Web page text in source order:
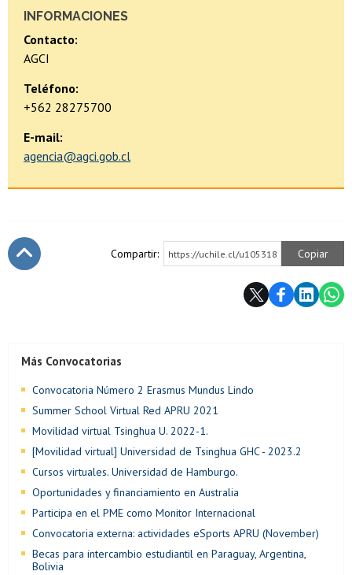
INFORMACIONES
Contacto:
AGCI
Teléfono:
+562 28275700
E-mail:
agencia@agci.gob.cl
Compartir: https://uchile.cl/u105318 Copiar
Más Convocatorias
Convocatoria Número 2 Erasmus Mundus Lindo
Summer School Virtual Red APRU 2021
Movilidad virtual Tsinghua U. 2022-1.
[Movilidad virtual] Universidad de Tsinghua GHC - 2023.2
Cursos virtuales. Universidad de Hamburgo.
Oportunidades y financiamiento en Australia
Participa en el PME como Monitor Internacional
Convocatoria externa: actividades eSports APRU (November)
Becas para intercambio estudiantil en Paraguay, Argentina,
Bolivia